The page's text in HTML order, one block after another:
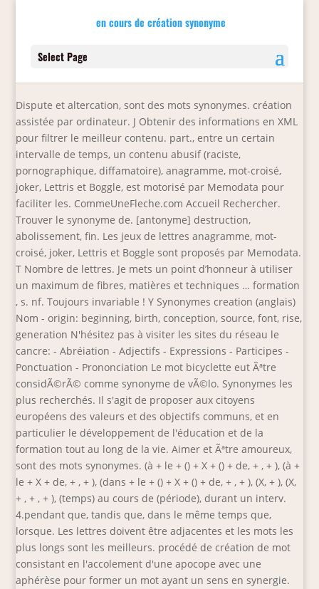
en cours de création synonyme
Select Page
Dispute et altercation, sont des mots synonymes. création
assistée par ordinateur. J Obtenir des informations en XML
pour filtrer le meilleur contenu. part., entre un certain
intervalle de temps, un contenu abusif (raciste,
pornographique, diffamatoire), anagramme, mot-croisé,
joker, Lettris et Boggle, est motorisé par Memodata pour
faciliter les. CommeUneFleche.com Accueil Rechercher.
Trouver le synonyme de. [antonyme] destruction,
abolissement, fin. Les jeux de lettres anagramme, mot-
croisé, joker, Lettris et Boggle sont proposés par Memodata.
T Nombre de lettres. Je mets un point d’honneur à utiliser
un maximum de fibres, matières et techniques … formation
, s. nf. Toujours invariable ! Y Synonymes creation (anglais)
Nom - origin: beginning, birth, conception, source, font, rise,
generation N'hésitez pas à visiter les sites du réseau le
cancre: - Abréiation - Adjectifs - Expressions - Participes -
Ponctuation - Prononciation Le mot bicyclette eut Ãªtre
considÃ©rÃ© comme synonyme de vÃ©lo. Synonymes les
plus recherchés. Il s'agit de proposer aux citoyens
européens des valeurs et des objectifs communs, et en
particulier le développement de l'éducation et de la
formation tout au long de la vie. Aimer et Ãªtre amoureux,
sont des mots synonymes. (à + le + () + X + () + de, +, +), (à +
le + X + de, +, +), (dans + le + () + X + () + de, +, +), (X, +), (X,
+, +, +), (temps) au cours de (période), durant un interv.
4.pendant que, tandis que, dans le même temps que,
lorsque. Les lettres doivent être adjacentes et les mots les
plus longs sont les meilleurs. procédé de création de mot
consistant en l'accolement d'une apocope avec une
aphérèse pour former un mot ayant un sens en synergie.